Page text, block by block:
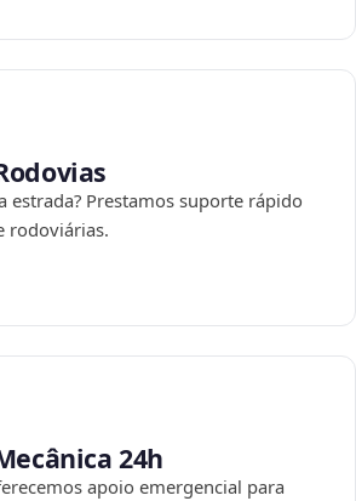
estrada? Prestamos suporte rápido
rodoviárias.
24h
apoio emergencial para